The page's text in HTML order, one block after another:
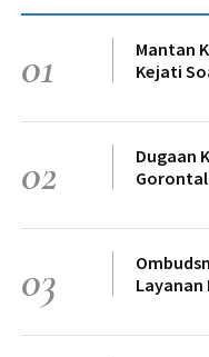
01
Mantan
Kejati
02
Dugaan
03